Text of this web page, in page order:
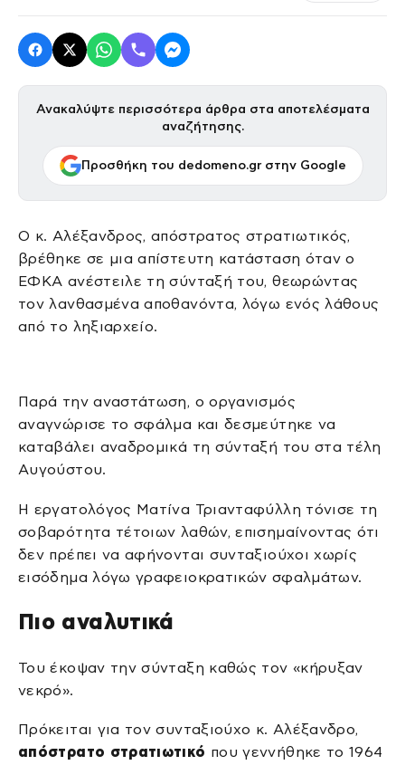
Ανακαλύψτε περισσότερα άρθρα στα αποτελέσματα
αναζήτησης.
Προσθήκη του dedomeno.gr στην Google
Ο κ. Αλέξανδρος, απόστρατος στρατιωτικός,
βρέθηκε σε μια απίστευτη κατάσταση όταν ο
ΕΦΚΑ ανέστειλε τη σύνταξή του, θεωρώντας
τον λανθασμένα αποθανόντα, λόγω ενός λάθους
από το ληξιαρχείο.
Παρά την αναστάτωση, ο οργανισμός
αναγνώρισε το σφάλμα και δεσμεύτηκε να
καταβάλει αναδρομικά τη σύνταξή του στα τέλη
Αυγούστου.
Η εργατολόγος Ματίνα Τριανταφύλλη τόνισε τη
σοβαρότητα τέτοιων λαθών, επισημαίνοντας ότι
δεν πρέπει να αφήνονται συνταξιούχοι χωρίς
εισόδημα λόγω γραφειοκρατικών σφαλμάτων.
Πιο αναλυτικά
Του έκοψαν την σύνταξη καθώς τον «κήρυξαν
νεκρό».
Πρόκειται για τον συνταξιούχο κ. Αλέξανδρο,
απόστρατο στρατιωτικό που γεννήθηκε το 1964